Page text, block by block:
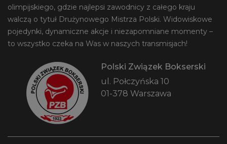
olimpijskiego, gdzie najlepsi zawodnicy z całego kraju
walczą o tytuł Drużynowego Mistrza Polski. Widowiskowe
pojedynki, dynamiczne akcje i niezapomniane momenty –
to wszystko czeka na Was w naszych transmisjach!
Polski Związek Bokserski
ul. Połczyńska 10
01-378 Warszawa